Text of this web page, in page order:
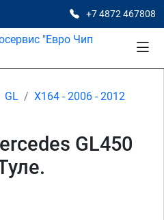
+7 4872 467808
GL
X164 - 2006 - 2012
GL450